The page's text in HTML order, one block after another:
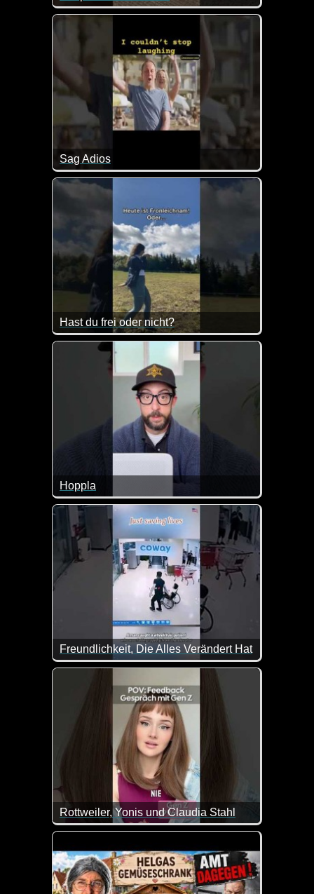
Da hat sogar der größte Hund Respekt, wenn
Sag Adios
Hast du frei oder nicht?
Ja, das ist schon ein bisschen gemein, dass
Hoppla
Zum Glück sind mir diese Missgeschicke noch nie
Freundlichkeit, Die Alles Verändert Hat
Rottweiler, Yonis und Claudia Stahl
Was für ein tolles Feedback-Gespräch mit der